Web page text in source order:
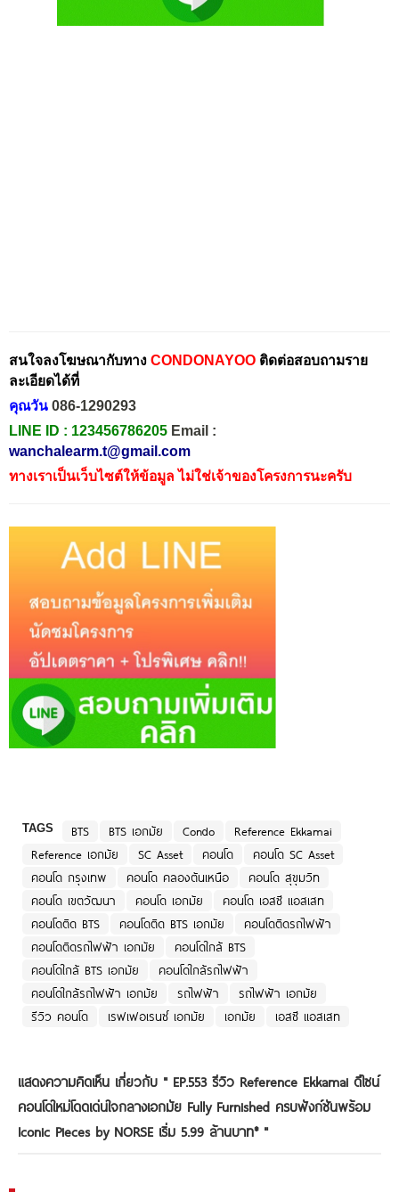
สนใจลงโฆษณากับทาง CONDONAYOO ติดต่อสอบถามราย
ละเอียดได้ที่
คุณวัน 086-1290293
LINE ID : 123456786205 Email :
wanchalearm.t@gmail.com
ทางเราเป็นเว็บไซต์ให้ข้อมูล ไม่ใช่เจ้าของโครงการนะครับ
TAGS BTS BTS เอกมัย Condo
Reference Ekkamai
Reference เอกมัย
SC Asset คอนโด
คอนโด SC Asset
คอนโด กรุงเทพ
คอนโด คลองตันเหนือ
คอนโด สุขุมวิท
คอนโด เขตวัฒนา
คอนโด เอกมัย
คอนโด เอสซี แอสเสท
คอนโดติด BTS
คอนโดติด BTS เอกมัย
คอนโดติดรถไฟฟ้า
คอนโดติดรถไฟฟ้า เอกมัย
คอนโดใกล้ BTS
คอนโดใกล้ BTS เอกมัย
คอนโดใกล้รถไฟฟ้า
คอนโดใกล้รถไฟฟ้า เอกมัย
รถไฟฟ้า
รถไฟฟ้า เอกมัย
รีวิว คอนโด
เรฟเฟอเรนซ์ เอกมัย เอกมัย เอสซี แอสเสท
แสดงความคิดเห็น เกี่ยวกับ " EP.553 รีวิว Reference Ekkamai ดีไซน์
คอนโดใหม่โดดเด่นใจกลางเอกมัย Fully Furnished ครบฟังก์ชันพร้อม
Iconic Pieces by NORSE เริ่ม 5.99 ล้านบาท*"